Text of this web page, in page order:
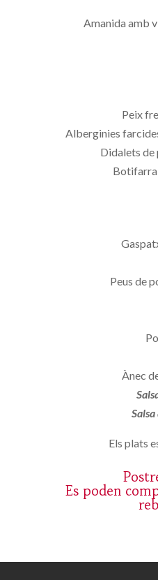
Amanida amb
Peix
Alberginies
Didalets de
Botifarra
Peus de
Ànec
Els plats
Es poden